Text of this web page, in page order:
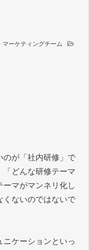
マーケティングチーム
のが「社内研修」で
「どんな研修テーマ
ーマがマンネリ化し
くないのではないで
ケーションといっ